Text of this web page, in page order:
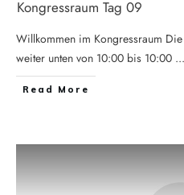
Kongressraum Tag 09
Willkommen im Kongressraum
weiter unten von 10:00 bis 10:00 ...
Read More